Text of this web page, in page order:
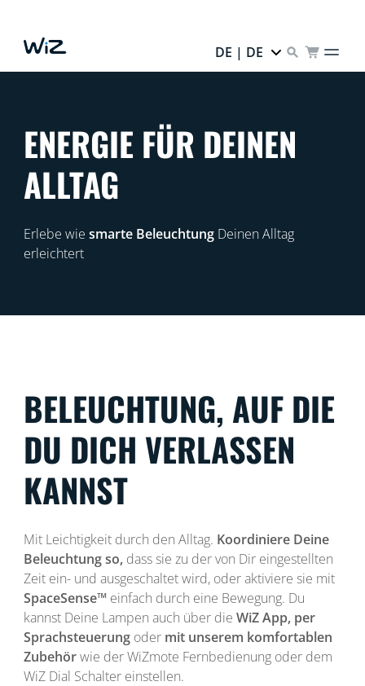
DE | DE
ENERGIE FÜR DEINEN
ALLTAG
Erlebe wie smarte BeleuchtungDeinen Alltag
erleichtert
BELEUCHTUNG, AUF DIE
DU DICH VERLASSEN
KANNST
Mit Leichtigkeit durch den Alltag. Koordiniere Deine
Beleuchtung so,dass sie zu der von Dir eingestellten
Zeit ein- und ausgeschaltet wird, oder aktiviere sie mit
SpaceSense™ einfach durch eine Bewegung. Du
kannst Deine Lampen auch über die WiZ App, per
Sprachsteuerungoder mit unserem komfortablen
Zubehörwie der WiZmote Fernbedienung oder dem
WiZ Dial Schalter einstellen.